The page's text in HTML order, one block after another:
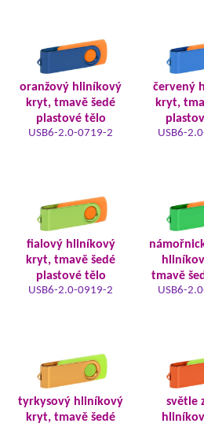
oranžový hliníkový
kryt, tmavě šedé
plastové tělo
USB6-2.0-0719-2
červený
kryt,
USB6-
fialový hliníkový
kryt, tmavě šedé
plastové tělo
USB6-2.0-0919-2
tmavě
USB6-
tyrkysový hliníkový
kryt, tmavě šedé
světle